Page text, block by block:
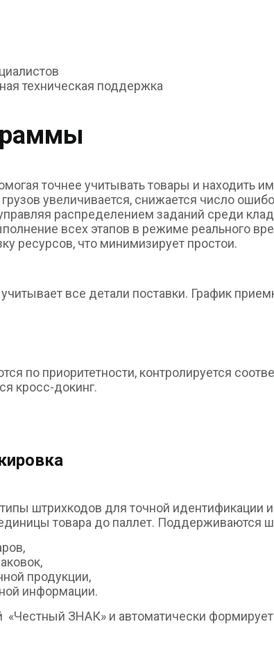
техническая поддержка
точнее учитывать товары и находить
увеличивается, снижается число
распределением заданий среди
всех этапов в режиме реального
ресурсов, что минимизирует простои.
все детали поставки. График
по приоритетности, контролируется
кросс-докинг.
штрихкодов для точной идентификации
товара до паллет. Поддерживаются
продукции,
информации.
«Честный ЗНАК» и автоматически